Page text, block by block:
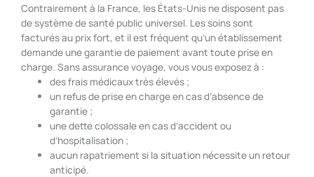
Contrairement à la France, les États-Unis ne disposent pas
de système de santé public universel. Les soins sont
facturés au prix fort, et il est fréquent qu’un établissement
demande une garantie de paiement avant toute prise en
charge. Sans assurance voyage, vous vous exposez à :
des frais médicaux très élevés ;
un refus de prise en charge en cas d’absence de
garantie ;
une dette colossale en cas d’accident ou
d’hospitalisation ;
aucun rapatriement si la situation nécessite un retour
anticipé.